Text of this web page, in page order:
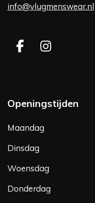
info@vlugmenswear.nl
F
b
o
o
k
I
a
g
Openingstijden
Maandag
Dinsdag
Woensdag
Donderdag